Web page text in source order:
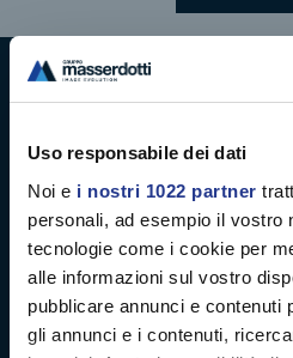
Uso responsabile dei dati
Noi e i nostri 1022 partner
personali, ad esempio il vostro
tecnologie come i cookie per
alle informazioni sul vostro
pubblicare annunci e contenuti
gli annunci e i contenuti,
Soft
Case